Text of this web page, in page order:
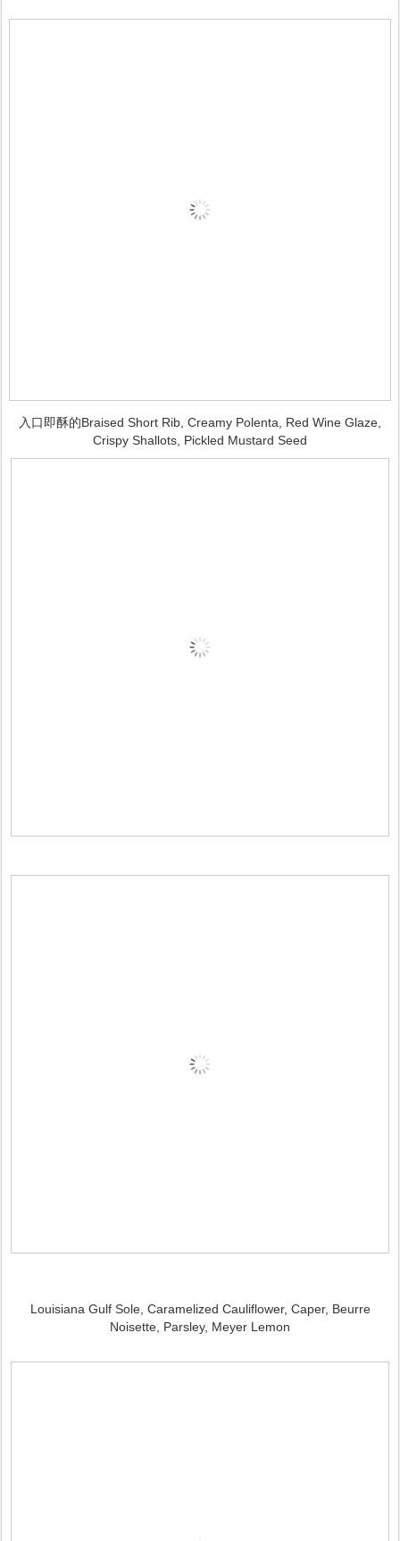
入口即酥的Braised Short Rib, Creamy Polenta, Red Wine Glaze,
Crispy Shallots, Pickled Mustard Seed
Louisiana Gulf Sole, Caramelized Cauliflower, Caper, Beurre
Noisette, Parsley, Meyer Lemon